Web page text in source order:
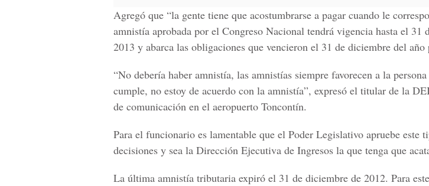
Agregó que “la gente tiene que acostumbrarse a pagar cuando le
amnistía aprobada por el Congreso Nacional tendrá vigencia hasta el 31
2013 y abarca las obligaciones que vencieron el 31 de diciembre del año
“No debería haber amnistía, las amnistías siempre favorecen a la
cumple, no estoy de acuerdo con la amnistía”, expresó el titular de la
de comunicación en el aeropuerto Toncontín.
Para el funcionario es lamentable que el Poder Legislativo apruebe este
decisiones y sea la Dirección Ejecutiva de Ingresos la que tenga que
La última amnistía tributaria expiró el 31 de diciembre de 2012. Para